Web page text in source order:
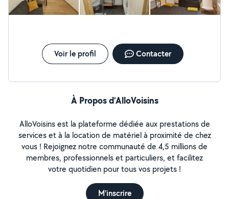
Voir le profil Contacter
À Propos d’AlloVoisins
AlloVoisins est la plateforme dédiée aux prestations de
services et à la location de matériel à proximité de chez
vous ! Rejoignez notre communauté de 4,5 millions de
membres, professionnels et particuliers, et facilitez
votre quotidien pour tous vos projets !
M'inscrire